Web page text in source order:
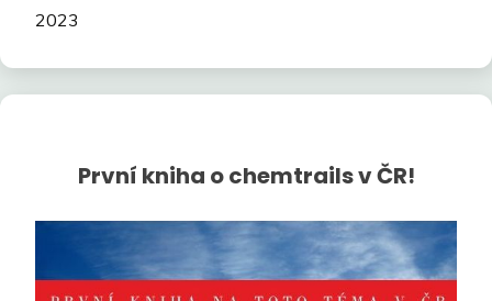
2023
První kniha o chemtrails v ČR!